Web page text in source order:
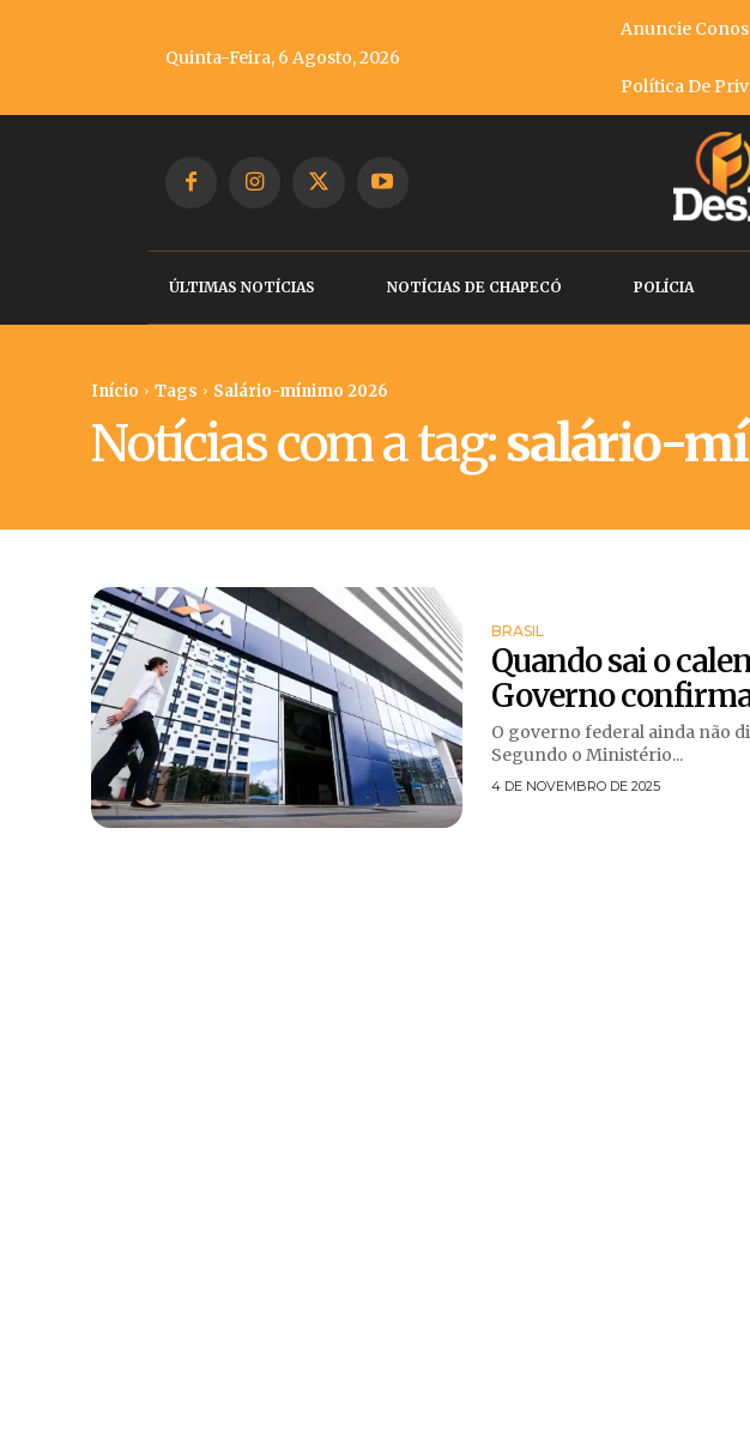
Quinta-Feira, 6 Agosto, 2026
Anuncie
Política De
ÚLTIMAS NOTÍCIAS NOTÍCIAS DE CHAPECÓ POLÍCIA
Início Tags Salário-mínimo 2026
Notícias com a tag:salário-
BRASIL
Quando sai o
Governo
O governo federal ainda não
Segundo o Ministério...
4 DE NOVEMBRO DE 2025